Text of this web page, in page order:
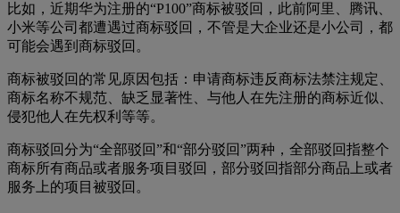
比如，近期华为注册的“P100”商标被驳回，此前阿里、腾讯、
小米等公司都遭遇过商标驳回，不管是大企业还是小公司，都
可能会遇到商标驳回。
商标被驳回的常见原因包括：申请商标违反商标法禁注规定、
商标名称不规范、缺乏显著性、与他人在先注册的商标近似、
侵犯他人在先权利等等。
商标驳回分为“全部驳回”和“部分驳回”两种，全部驳回指整个
商标所有商品或者服务项目驳回，部分驳回指部分商品上或者
服务上的项目被驳回。